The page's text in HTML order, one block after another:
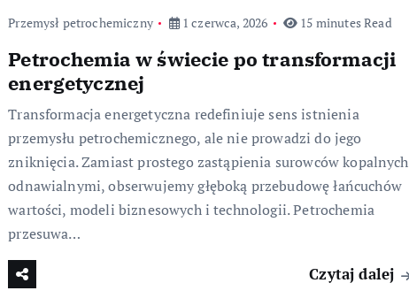
Przemysł petrochemiczny 1 czerwca, 2026 15 minutes Read
Petrochemia w świecie po transformacji
energetycznej
Transformacja energetyczna redefiniuje sens istnienia
przemysłu petrochemicznego, ale nie prowadzi do jego
zniknięcia. Zamiast prostego zastąpienia surowców kopalnych
odnawialnymi, obserwujemy głęboką przebudowę łańcuchów
wartości, modeli biznesowych i technologii. Petrochemia
przesuwa…
Czytaj dalej